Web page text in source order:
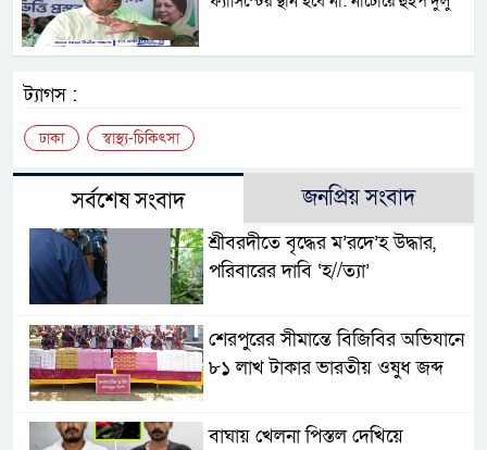
ট্যাগস :
ঢাকা স্বাস্থ্য-চিকিৎসা
সর্বশেষ সংবাদ জনপ্রিয় সংবাদ
শ্রীবরদীতে বৃদ্ধের ম’রদে’হ উদ্ধার,
পরিবারের দাবি ‘হ//ত্যা’
শেরপুরের সীমান্তে বিজিবির অভিযানে
৮১ লাখ টাকার ভারতীয় ওষুধ জব্দ
বাঘায় খেলনা পিস্তল দেখিয়ে